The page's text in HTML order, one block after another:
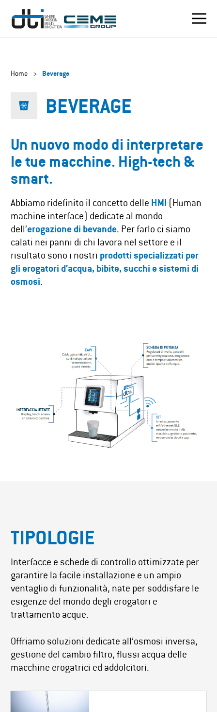
Home > Beverage
BEVERAGE
Un nuovo modo di interpretare
le tue macchine. High-tech &
smart.
Abbiamo ridefinito il concetto delle HMI
(Human
machine interface) dedicate al mondo
dell’erogazione di bevande. Per farlo ci siamo
calati nei panni di chi lavora nel settore e il
risultato sono i nostri prodotti specializzati per
gli erogatori d’acqua, bibite, succhi e sistemi di
osmosi.
TIPOLOGIE
Interfacce e schede di controllo ottimizzate per
garantire la facile installazione e un ampio
ventaglio di funzionalità, nate per soddisfare le
esigenze del mondo degli erogatori e
trattamento acque.
Offriamo soluzioni dedicate all’osmosi inversa,
gestione del cambio filtro, flussi acqua delle
macchine erogatrici ed addolcitori.